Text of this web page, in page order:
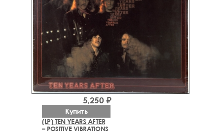
(LP) TEN YEARS AFTER
– POSITIVE VIBRATIONS
5,250 ₽
Купить